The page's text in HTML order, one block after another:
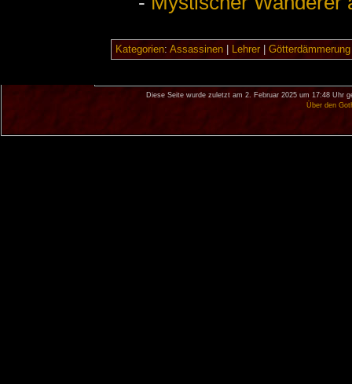
Kategorien: Assassinen| Lehrer| Götterdämmerung
Diese Seite wurde zuletzt am 2. Februar 2025 um 17:48 Uhr
Über den